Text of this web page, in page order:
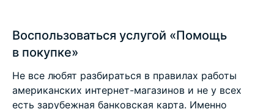
Воспользоваться услугой «Помощь
в покупке»
Не все любят разбираться в правилах работы
американских интернет-магазинов и не у всех
есть зарубежная банковская карта. Именно